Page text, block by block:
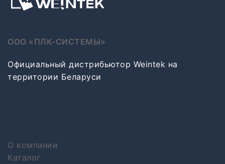
ООО «ПЛК-СИСТЕМЫ»
Официальный дистрибьютор Weintek на
территории Беларуси
О компании
Каталог